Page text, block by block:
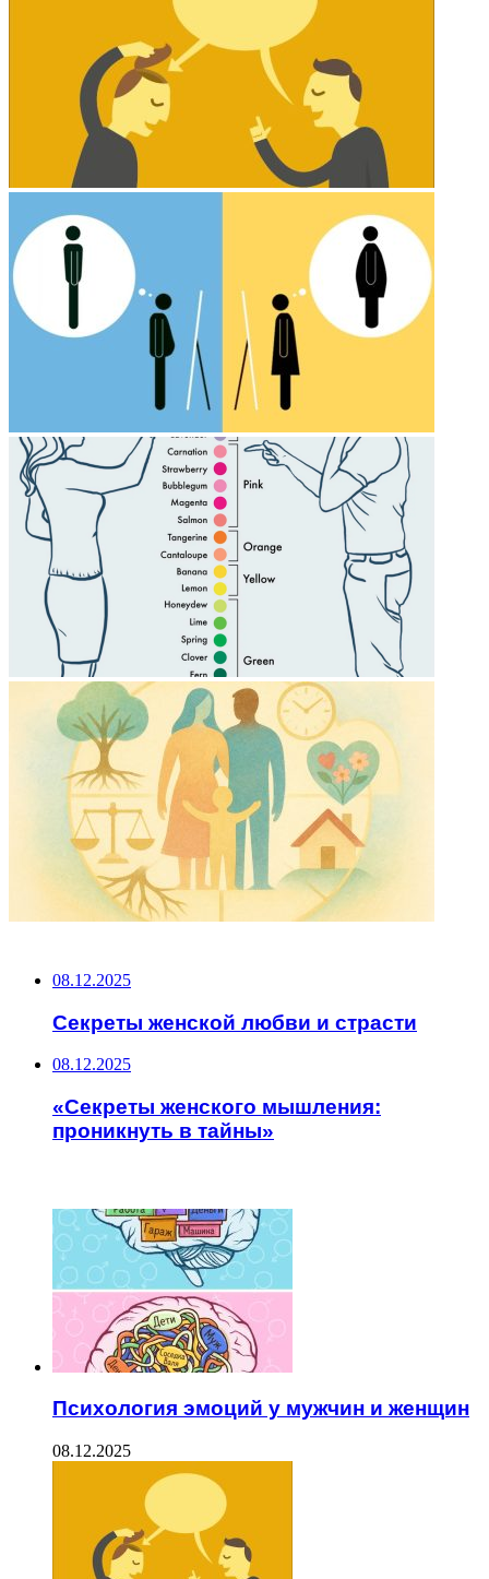
08.12.2025
Секреты женской любви и страсти
08.12.2025
«Секреты женского мышления:
проникнуть в тайны»
Психология эмоций у мужчин и женщин
08.12.2025